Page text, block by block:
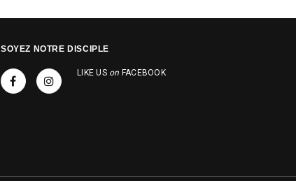
SOYEZ NOTRE DISCIPLE
LIKE US on FACEBOOK